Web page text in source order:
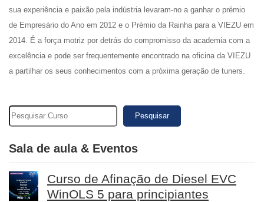
sua experiência e paixão pela indústria levaram-no a ganhar o prémio
de Empresário do Ano em 2012 e o Prémio da Rainha para a VIEZU em
2014. É a força motriz por detrás do compromisso da academia com a
excelência e pode ser frequentemente encontrado na oficina da VIEZU
a partilhar os seus conhecimentos com a próxima geração de tuners.
Pesquisar
Sala de aula & Eventos
Curso de Afinação de Diesel EVC
WinOLS 5 para principiantes